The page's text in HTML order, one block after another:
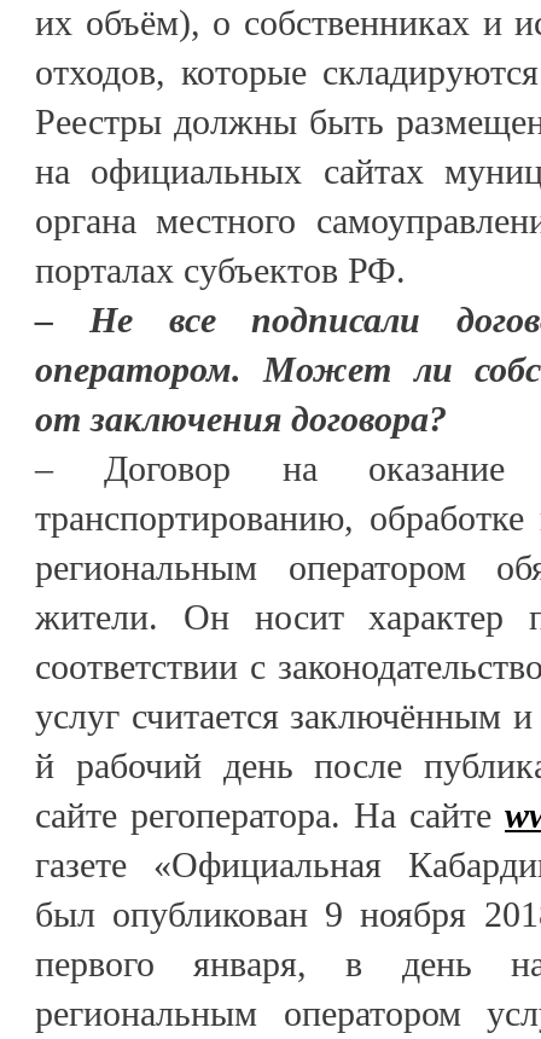
их объём), о собственниках и
отходов, которые
Реестры должны быть
на официальных сайтах
органа местного
порталах субъектов РФ.
– Не все подписали
оператором. Может ли
от заключения договора?
– Договор на оказание
транспортированию,
региональным оператором
жители. Он носит характер
соответствии с
услуг считается заключённым
й рабочий день после
сайте регоператора. На сайте
газете «Официальная
был опубликован 9 ноября
первого января, в день
региональным оператором